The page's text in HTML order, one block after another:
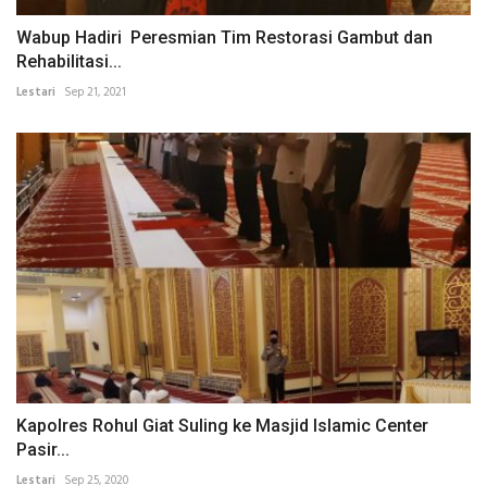
Wabup Hadiri Peresmian Tim Restorasi Gambut dan
Rehabilitasi...
Lestari Sep 21, 2021
Kapolres Rohul Giat Suling ke Masjid Islamic Center
Pasir...
Lestari Sep 25, 2020